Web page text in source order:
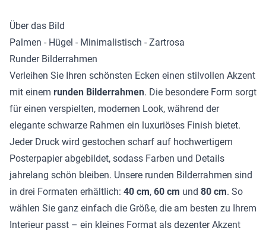
Über das Bild
Palmen - Hügel - Minimalistisch - Zartrosa
Runder Bilderrahmen
Verleihen Sie Ihren schönsten Ecken einen stilvollen Akzent
mit einem runden Bilderrahmen. Die besondere Form sorgt
für einen verspielten, modernen Look, während der
elegante schwarze Rahmen ein luxuriöses Finish bietet.
Jeder Druck wird gestochen scharf auf hochwertigem
Posterpapier abgebildet, sodass Farben und Details
jahrelang schön bleiben. Unsere runden Bilderrahmen sind
in drei Formaten erhältlich: 40 cm, 60 cm und 80 cm. So
wählen Sie ganz einfach die Größe, die am besten zu Ihrem
Interieur passt – ein kleines Format als dezenter Akzent